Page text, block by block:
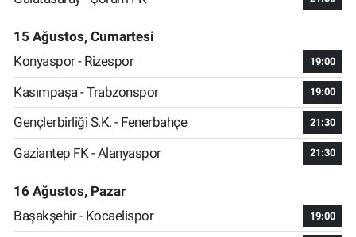
15 Ağustos, Cumartesi
Konyaspor - Rizespor
19:00
Kasımpaşa - Trabzonspor 19:00
Gençlerbirliği S.K. - Fenerbahçe 21:30
Gaziantep FK - Alanyaspor 21:30
16 Ağustos, Pazar
Başakşehir - Kocaelispor
19:00